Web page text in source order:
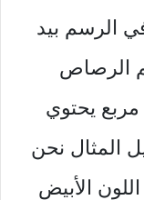
الرسم بيد
الرصاص
يحتوي
المثال نحن
الأبيض